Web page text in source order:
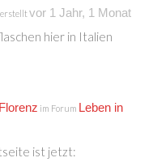
erstellt vor 1 Jahr, 1 Monat
hier in Italien
im Forum Leben in
ist jetzt: